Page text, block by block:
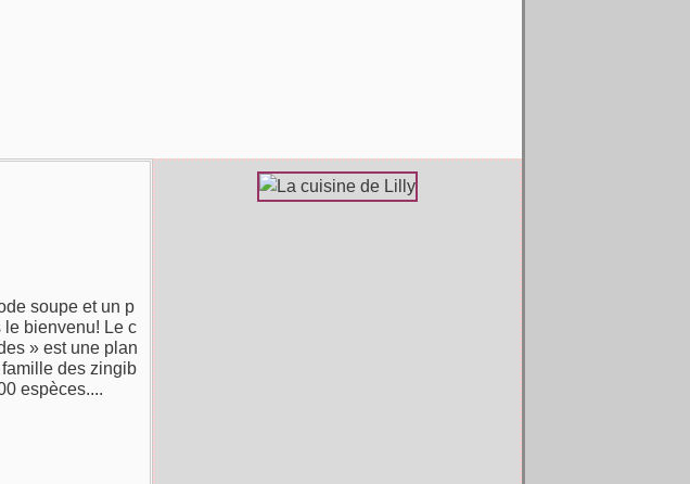
soupe et un p
le bienvenu! Le c
» est une plan
des zingib
espèces....